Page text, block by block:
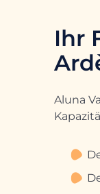
Ihr
Aluna